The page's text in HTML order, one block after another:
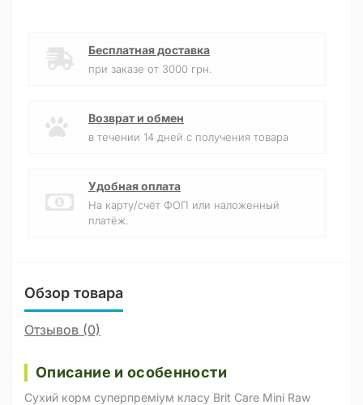
Бесплатная доставка
при заказе от 3000 грн.
Возврат и обмен
в течении 14 дней с получения товара
Удобная оплата
На карту/счёт ФОП или наложенный
платёж.
Обзор товара
Отзывов (0)
Описание и особенности
Сухий корм суперпреміум класу Brit Care Mini Raw